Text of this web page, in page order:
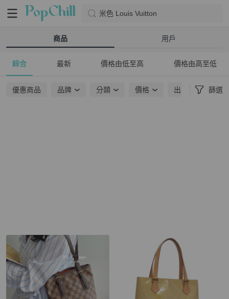
米色 Louis Vuitton
商品 用戶
綜合 最新 價格由低至高 價格由高至低
優惠商品 品牌 分類 價格 出貨地點 篩選